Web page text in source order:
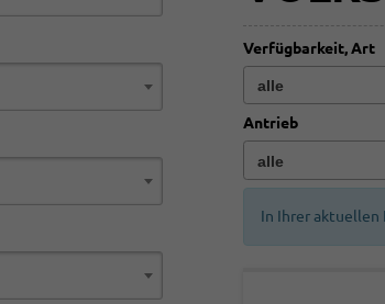
Verfügbarkeit, Art
Antrieb
In Ihrer